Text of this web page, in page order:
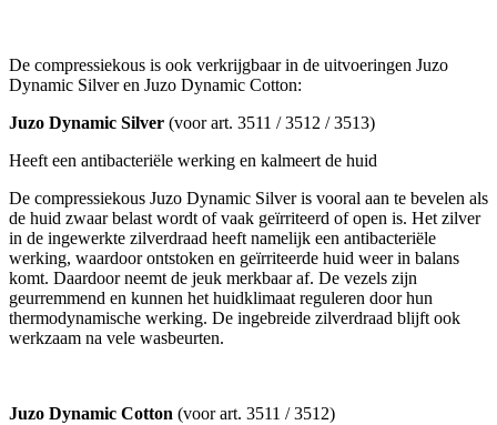
De compressiekous is ook verkrijgbaar in de uitvoeringen Juzo
Dynamic Silver en Juzo Dynamic Cotton:
Juzo Dynamic Silver (voor art. 3511 / 3512 / 3513)
Heeft een antibacteriële werking en kalmeert de huid
De compressiekous Juzo Dynamic Silver is vooral aan te bevelen als
de huid zwaar belast wordt of vaak geïrriteerd of open is. Het zilver
in de ingewerkte zilverdraad heeft namelijk een antibacteriële
werking, waardoor ontstoken en geïrriteerde huid weer in balans
komt. Daardoor neemt de jeuk merkbaar af. De vezels zijn
geurremmend en kunnen het huidklimaat reguleren door hun
thermodynamische werking. De ingebreide zilverdraad blijft ook
werkzaam na vele wasbeurten.
Juzo Dynamic Cotton (voor art. 3511 / 3512)